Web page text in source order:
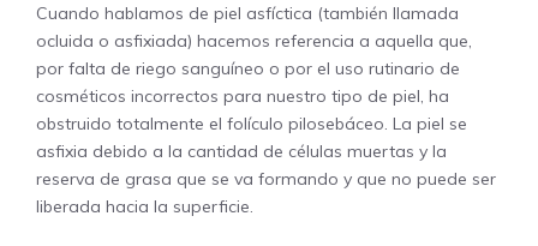
Cuando hablamos de piel asfíctica (también llamada
ocluida o asfixiada) hacemos referencia a aquella que,
por falta de riego sanguíneo o por el uso rutinario de
cosméticos incorrectos para nuestro tipo de piel, ha
obstruido totalmente el folículo pilosebáceo. La piel se
asfixia debido a la cantidad de células muertas y la
reserva de grasa que se va formando y que no puede ser
liberada hacia la superficie.